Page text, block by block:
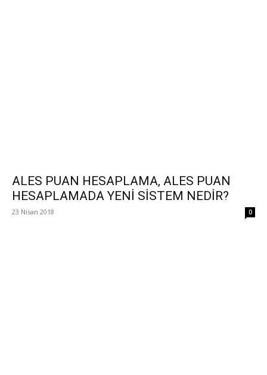
ALES PUAN HESAPLAMA, ALES PUAN
HESAPLAMADA YENİ SİSTEM NEDİR?
23 Nisan 2018 0